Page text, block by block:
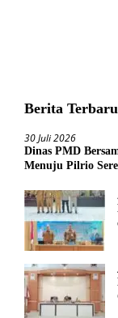
Berita Terbaru
30 Juli 2026
Dinas PMD
Menuju Pilrio